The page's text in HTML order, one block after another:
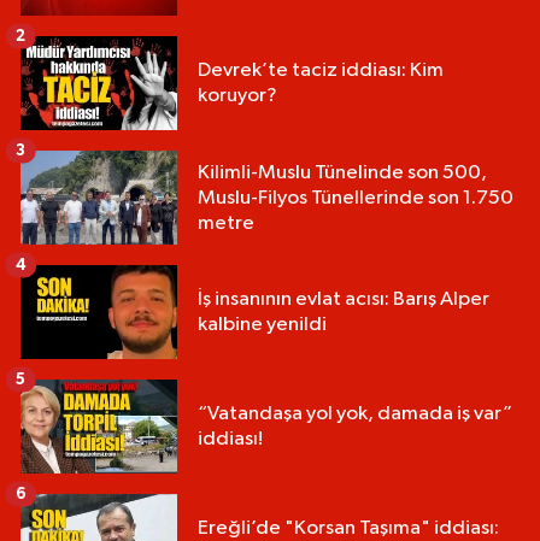
Devrek’te taciz iddiası: Kim
koruyor?
2
Kilimli-Muslu Tünelinde son 500,
Muslu-Filyos Tünellerinde son 1.750
metre
3
İş insanının evlat acısı: Barış Alper
kalbine yenildi
4
“Vatandaşa yol yok, damada iş var”
iddiası!
5
Ereğli’de "Korsan Taşıma" iddiası:
6